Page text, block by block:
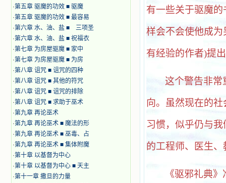
·第五章 驱魔的功效 ■ 驱魔
·第五章 驱魔的功效 ■ 最容易
·第六章 水、油、盐 ■ 三项圣
·第六章 水、油、盐 ■ 祝福衣
·第七章 为房屋驱魔 ■ 家中
·第七章 为房屋驱魔 ■ 为房
·第八章 诅咒 ■ 诅咒的四种
·第八章 诅咒 ■ 其他的符咒
·第八章 诅咒 ■ 诅咒的排除
·第八章 诅咒 ■ 求助于巫术
·第九章 再论巫术
·第九章 再论巫术 ■ 魔法的形
·第九章 再论巫术 ■ 巫毒、占
·第九章 再论巫术 ■ 集体附魔
·第十章 以基督为中心
·第十章 以基督为中心 ■ 天主
·第十一章 撒旦的力量
有一些关于驱魔
样会不会使他成
有经验的作者)提
这个警告非常
向。虽然现在的
习惯，似乎仍与我
的工程师、医生
《驱邪礼典